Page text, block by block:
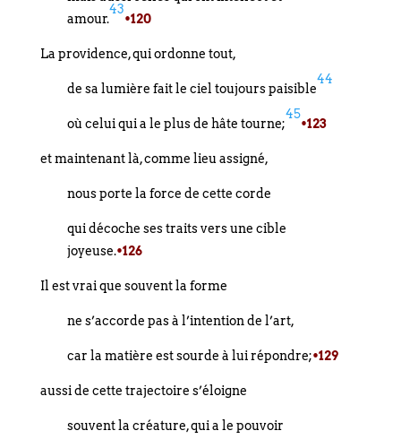
amour.
43
•120
La providence, qui ordonne tout,
de sa lumière fait le ciel toujours paisible
44
où celui qui a le plus de hâte tourne;
45
•123
et maintenant là, comme lieu assigné,
nous porte la force de cette corde
qui décoche ses traits vers une cible
joyeuse.•126
Il est vrai que souvent la forme
ne s’accorde pas à l’intention de l’art,
car la matière est sourde à lui répondre;•129
aussi de cette trajectoire s’éloigne
souvent la créature, qui a le pouvoir